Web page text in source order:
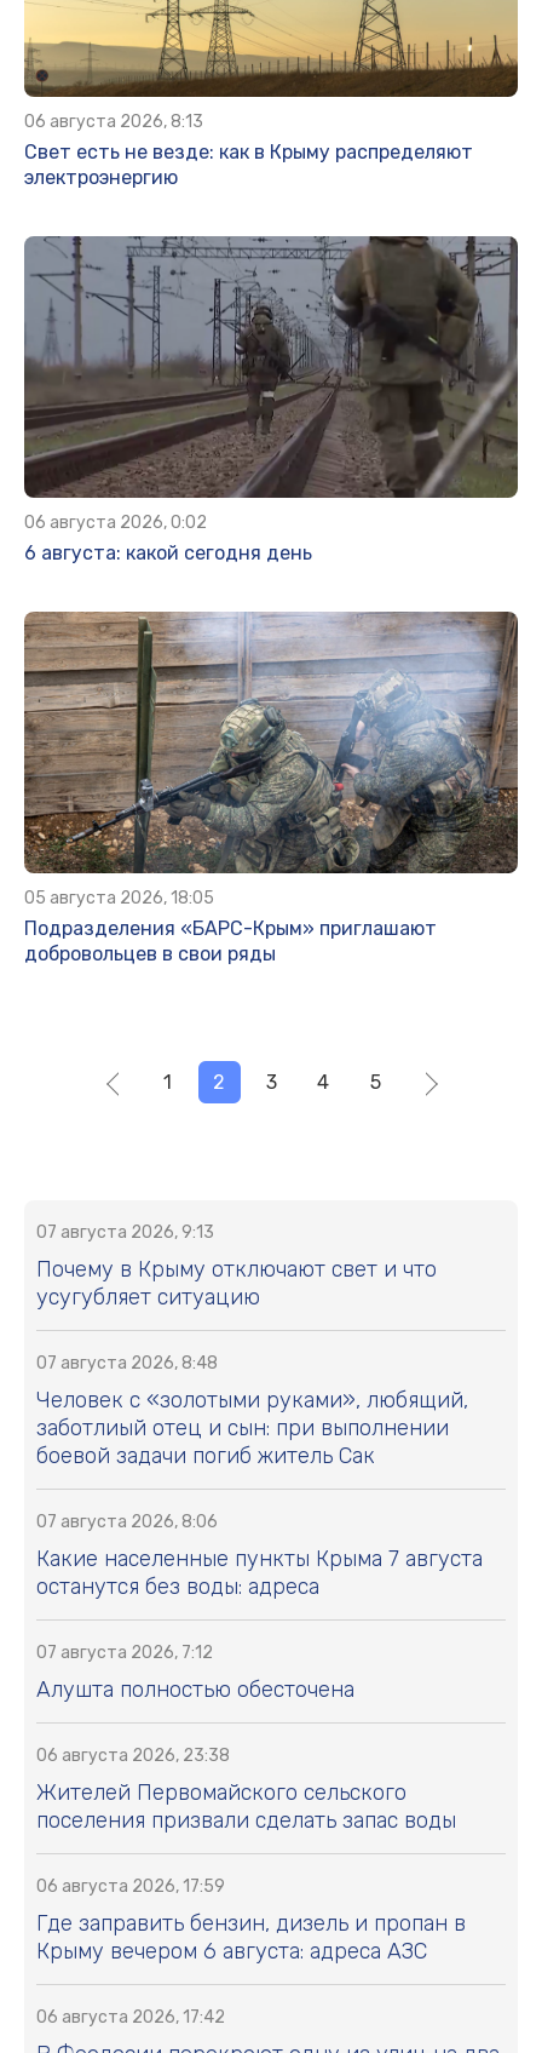
06 августа 2026, 8:13
Свет есть не везде: как в Крыму распределяют
электроэнергию
06 августа 2026, 0:02
6 августа: какой сегодня день
05 августа 2026, 18:05
Подразделения «БАРС-Крым» приглашают
добровольцев в свои ряды
1 2 3 4 5
07 августа 2026, 9:13
Почему в Крыму отключают свет и что
усугубляет ситуацию
07 августа 2026, 8:48
Человек с «золотыми руками», любящий,
заботлиый отец и сын: при выполнении
боевой задачи погиб житель Сак
07 августа 2026, 8:06
Какие населенные пункты Крыма 7 августа
останутся без воды: адреса
07 августа 2026, 7:12
Алушта полностью обесточена
06 августа 2026, 23:38
Жителей Первомайского сельского
поселения призвали сделать запас воды
06 августа 2026, 17:59
Где заправить бензин, дизель и пропан в
Крыму вечером 6 августа: адреса АЗС
06 августа 2026, 17:42